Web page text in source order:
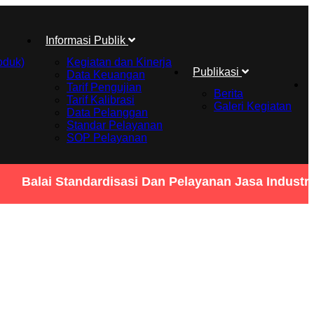
Informasi Publik
Kegiatan dan Kinerja
Data Keuangan
Tarif Pengujian
Tarif Kalibrasi
Data Pelanggan
Standar Pelayanan
SOP Pelayanan
Publikasi
Berita
Galeri Kegiatan
Balai Standardisasi Dan Pelayanan Jasa Industri